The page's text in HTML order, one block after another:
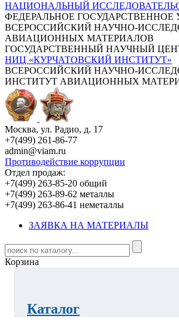
НАЦИОНАЛЬНЫЙ
ФЕДЕРАЛЬНОЕ ГОСУДАРСТВЕННОЕ
ВСЕРОССИЙСКИЙ НАУЧНО-
АВИАЦИОННЫХ МАТЕРИАЛОВ
ГОСУДАРСТВЕННЫЙ НАУЧНЫЙ
НИЦ «КУРЧАТОВСКИЙ ИНСТИТУТ»
ВСЕРОССИЙСКИЙ НАУЧНО-
ИНСТИТУТ АВИАЦИОННЫХ
Москва, ул. Радио, д. 17
+7(499) 261-86-77
admin@viam.ru
Противодействие коррупции
Отдел продаж:
+7(499) 263-85-20 общий
+7(499) 263-89-62 металлы
+7(499) 263-86-41 неметаллы
ЗАЯВКА НА МАТЕРИАЛЫ
Корзина
Каталог